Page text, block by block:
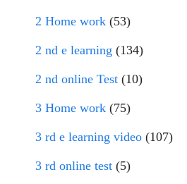
2 Home work (53)
2 nd e learning (134)
2 nd online Test (10)
3 Home work (75)
3 rd e learning video (107)
3 rd online test (5)